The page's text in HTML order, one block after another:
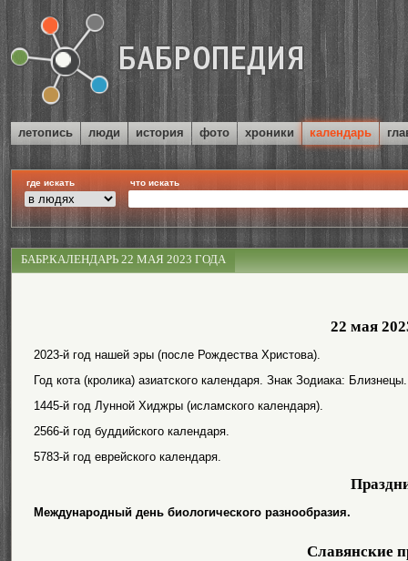
летопись люди история фото хроники календарь
где искать что искать
БАБР.КАЛЕНДАРЬ 22 МАЯ 2023 ГОДА
22 мая
2023-й год нашей эры (после Рождества Христова).
Год кота (кролика) азиатского календаря. Знак Зодиака: Близнецы.
1445-й год Лунной Хиджры (исламского календаря).
2566-й год буддийского календаря.
5783-й год еврейского календаря.
Международный день биологического разнообразия.
Славянские